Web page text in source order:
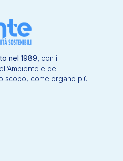
nel 1989, con il
e del
scopo, come organo più